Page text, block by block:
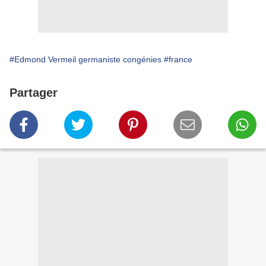
#Edmond Vermeil germaniste congénies #france
Partager